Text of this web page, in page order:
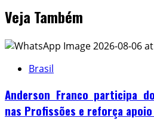
Veja Também
Brasil
Anderson Franco participa
nas Profissões e reforça